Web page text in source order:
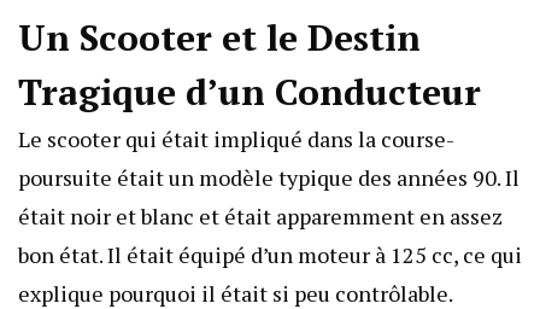
Un Scooter et le Destin
Tragique d’un Conducteur
Le scooter qui était impliqué dans la course-
poursuite était un modèle typique des années 90. Il
était noir et blanc et était apparemment en assez
bon état. Il était équipé d’un moteur à 125 cc, ce qui
explique pourquoi il était si peu contrôlable.